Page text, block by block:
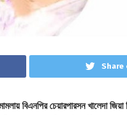
Share
বিএনপির চেয়ারপারসন খালেদা